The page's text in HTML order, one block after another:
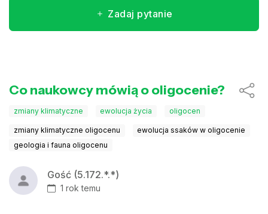
Zadaj pytanie
Co naukowcy mówią o oligocenie?
zmiany klimatyczne ewolucja życia oligocen
zmiany klimatyczne oligocenu
ewolucja ssaków w oligocenie
geologia i fauna oligocenu
Gość (5.172.*.*)
1 rok temu